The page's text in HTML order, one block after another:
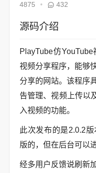
4875
• 432
源码介绍
PlayTube仿
视频分享程序，能够
分享的网站。该程序
告管理、视频上传以
入视频的功能。
此次发布的是2.0.2
版的，但在后台可以
经多用户反馈说刷新